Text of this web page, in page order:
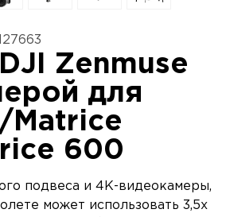
Zenmuse
для
Matrice
600
подвеса и 4К-видеокамеры,
может использовать 3,5х